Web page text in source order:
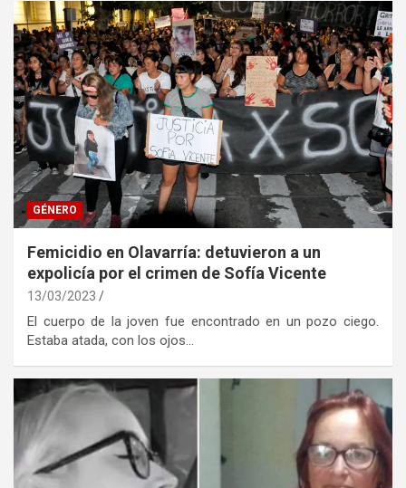
GÉNERO
Femicidio en Olavarría: detuvieron a un
expolicía por el crimen de Sofía Vicente
13/03/2023
El cuerpo de la joven fue encontrado en un pozo ciego.
Estaba atada, con los ojos…